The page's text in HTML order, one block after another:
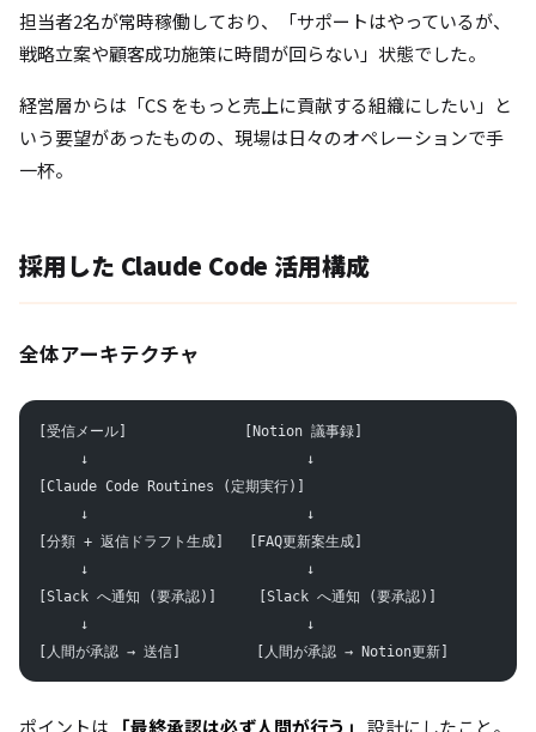
担当者2名が常時稼働しており、「サポートはやっているが、
戦略立案や顧客成功施策に時間が回らない」状態でした。
経営層からは「CS をもっと売上に貢献する組織にしたい」と
いう要望があったものの、現場は日々のオペレーションで手
一杯。
採用した Claude Code 活用構成
全体アーキテクチャ
[受信メール]              [Notion 議事録]
     ↓                          ↓
[Claude Code Routines (定期実行)]
     ↓                          ↓
[分類 + 返信ドラフト生成]   [FAQ更新案生成]
     ↓                          ↓
[Slack へ通知 (要承認)]     [Slack へ通知 (要承認)]
     ↓                          ↓
[人間が承認 → 送信]         [人間が承認 → Notion更新]